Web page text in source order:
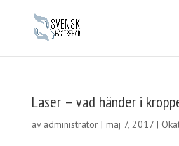
Laser – vad händer i
av administrator| maj 7, 2017|